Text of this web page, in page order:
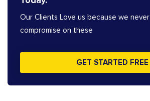
Our Clients Love us because we never
compromise on these
GET STARTED FREE